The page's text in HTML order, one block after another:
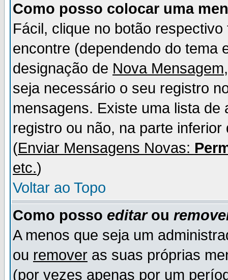
Como posso colocar uma
Fácil, clique no botão
encontre (dependendo do tema
designação de Nova Mensagem
seja necessário o seu registro
mensagens. Existe uma lista
registro ou não, na parte
(Enviar Mensagens Novas:
etc.)
Voltar ao Topo
Como posso editarou
A menos que seja um
ou remover as suas próprias
(por vezes apenas por um